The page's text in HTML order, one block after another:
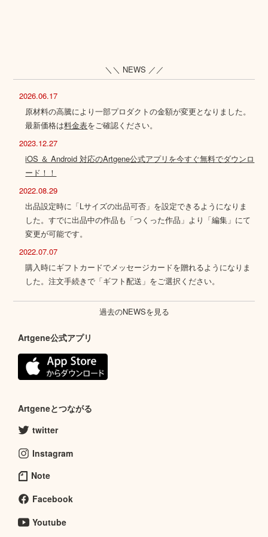
＼＼ NEWS ／／
2026.06.17
原材料の高騰により一部プロダクトの金額が変更となりました。
最新価格は料金表をご確認ください。
2023.12.27
iOS ＆ Android 対応のArtgene公式アプリを今すぐ無料でダウンロ
ード！！
2022.08.29
出品設定時に「Lサイズの出品可否」を設定できるようになりま
した。すでに出品中の作品も「つくった作品」より「編集」にて
変更が可能です。
2022.07.07
購入時にギフトカードでメッセージカードを贈れるようになりま
した。注文手続きで「ギフト配送」をご選択ください。
過去のNEWSを見る
Artgene公式アプリ
Artgeneとつながる
twitter
Instagram
Note
Facebook
Youtube